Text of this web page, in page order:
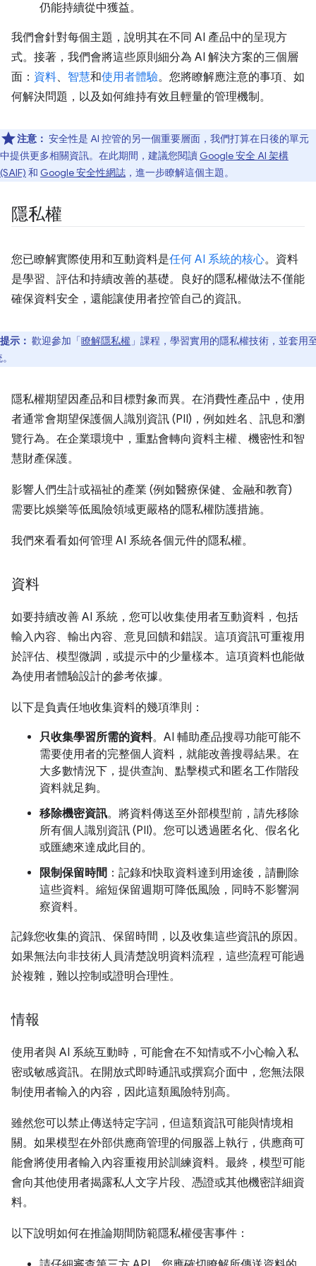
仍能持續從中獲益。
我們會針對每個主題，說明其在不同 AI 產品中的呈現方
式。接著，我們會將這些原則細分為 AI 解決方案的三個層
面： 資料、 智慧和使用者體驗。您將瞭解應注意的事項、如
何解決問題，以及如何維持有效且輕量的管理機制。
注意： 安全性是 AI 控管的另一個重要層面，我們打算在日後的單元
中提供更多相關資訊。在此期間，建議您閱讀 Google 安全 AI 架構
(SAIF) 和 Google 安全性網誌 ，進一步瞭解這個主題。
隱私權
您已瞭解實際使用和互動資料是任何 AI 系統的核心。資料
是學習、評估和持續改善的基礎。良好的隱私權做法不僅能
確保資料安全，還能讓使用者控管自己的資訊。
提示： 歡迎參加「瞭解隱私權 」課程，學習實用的隱私權技術，並套用
隱私權期望因產品和目標對象而異。在消費性產品中，使用
者通常會期望保護個人識別資訊 (PII)，例如姓名、訊息和瀏
覽行為。在企業環境中，重點會轉向資料主權、機密性和智
慧財產保護。
影響人們生計或福祉的產業 (例如醫療保健、金融和教育)
需要比娛樂等低風險領域更嚴格的隱私權防護措施。
我們來看看如何管理 AI 系統各個元件的隱私權。
資料
如要持續改善 AI 系統，您可以收集使用者互動資料，包括
輸入內容、輸出內容、意見回饋和錯誤。這項資訊可重複用
於評估、模型微調，或提示中的少量樣本。這項資料也能做
為使用者體驗設計的參考依據。
以下是負責任地收集資料的幾項準則：
只收集學習所需的資料。AI 輔助產品搜尋功能可能不
需要使用者的完整個人資料，就能改善搜尋結果。在
大多數情況下，提供查詢、點擊模式和匿名工作階段
資料就足夠。
移除機密資訊。將資料傳送至外部模型前，請先移除
所有個人識別資訊 (PII)。您可以透過匿名化、假名化
或匯總來達成此目的。
限制保留時間 ：記錄和快取資料達到用途後，請刪除
這些資料。縮短保留週期可降低風險，同時不影響洞
察資料。
記錄您收集的資訊、保留時間，以及收集這些資訊的原因。
如果無法向非技術人員清楚說明資料流程，這些流程可能過
於複雜，難以控制或證明合理性。
情報
使用者與 AI 系統互動時，可能會在不知情或不小心輸入私
密或敏感資訊。在開放式即時通訊或撰寫介面中，您無法限
制使用者輸入的內容，因此這類風險特別高。
雖然您可以禁止傳送特定字詞，但這類資訊可能與情境相
關。如果模型在外部供應商管理的伺服器上執行，供應商可
能會將使用者輸入內容重複用於訓練資料。最終，模型可能
會向其他使用者揭露私人文字片段、憑證或其他機密詳細資
料。
以下說明如何在推論期間防範隱私權侵害事件：